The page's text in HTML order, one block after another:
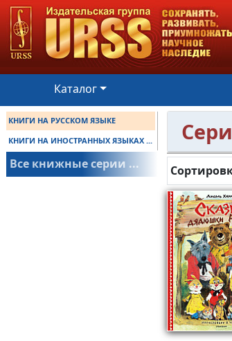
Каталог
КНИГИ НА РУССКОМ ЯЗЫКЕ
КНИГИ НА ИНОСТРАННЫХ ЯЗЫКАХ ...
Все книжные серии ...